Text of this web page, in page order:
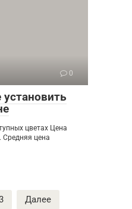
0
цветах Цена
Средняя цена
Далее